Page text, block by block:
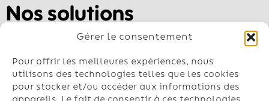
Gérer le consentement
Pour offrir les meilleures expériences, nous
utilisons des technologies telles que les cookies
pour stocker et/ou accéder aux informations des
Nos solutions
Pompe à chaleur air-air
Géothermie
Chauffe-eau
Climatisation